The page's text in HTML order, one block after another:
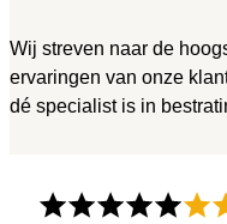
Wij streven naar de
ervaringen van onze
dé specialist is in